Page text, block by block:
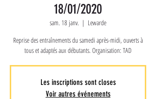
18/01/2020
sam. 18 janv.
  |
Lewarde
Reprise des entraînements du samedi après-midi, ouverts à
tous et adaptés aux débutants. Organisation: TAD
Les inscriptions sont closes
Voir autres événements